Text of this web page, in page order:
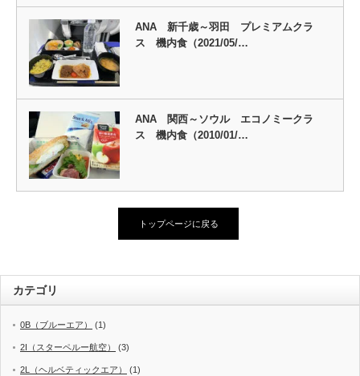
ANA 新千歳～羽田 プレミアムクラ
ス 機内食（2021/05/…
ANA 関西～ソウル エコノミークラ
ス 機内食（2010/01/…
トップページに戻る
カテゴリ
0B（ブルーエア） (1)
2I（スターペルー航空） (3)
2L（ヘルベティックエア） (1)